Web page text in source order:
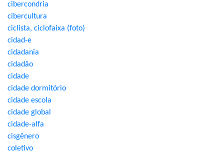
cibercondria
cibercultura
ciclista, ciclofaixa (foto)
cidad-e
cidadania
cidadão
cidade
cidade dormitório
cidade escola
cidade global
cidade-alfa
cisgênero
coletivo